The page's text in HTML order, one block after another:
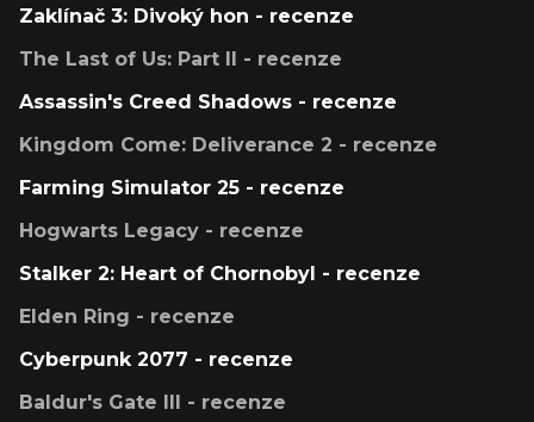
Zaklínač 3: Divoký hon - recenze
The Last of Us: Part II - recenze
Assassin's Creed Shadows - recenze
Kingdom Come: Deliverance 2 - recenze
Farming Simulator 25 - recenze
Hogwarts Legacy - recenze
Stalker 2: Heart of Chornobyl - recenze
Elden Ring - recenze
Cyberpunk 2077 - recenze
Baldur's Gate III - recenze